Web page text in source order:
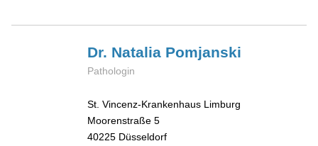
Dr. Natalia Pomjanski
Pathologin
St. Vincenz-Krankenhaus Limburg
Moorenstraße 5
40225 Düsseldorf